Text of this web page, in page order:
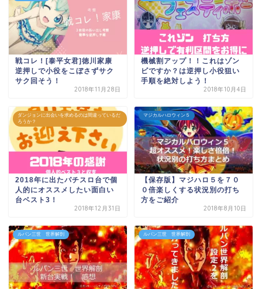
戦コレ！[泰平女君]徳川家康
逆押しで小役をこぼさずサク
サク回そう！
2018年11月28日
機械割アップ！！これはゾン
ビですか？は逆押し小役狙い
手順を絶対しよう！
2018年10月4日
ダンジョンに出会いを求めるのは間違っているだ
ろうか？
2018年に出たパチスロ台で個
人的にオススメしたい面白い
台ベスト3！
2018年12月31日
マジカルハロウィン５
【保存版】マジハロ５を７０
０倍楽しくする状況別の打ち
方をご紹介
2018年8月10日
ルパン三世 世界解剖 ルパン三世 世界解剖